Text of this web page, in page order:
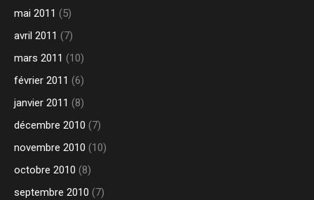
mai 2011 (5)
avril 2011 (7)
mars 2011 (10)
février 2011 (6)
janvier 2011 (8)
décembre 2010 (7)
novembre 2010 (10)
octobre 2010 (8)
septembre 2010 (7)